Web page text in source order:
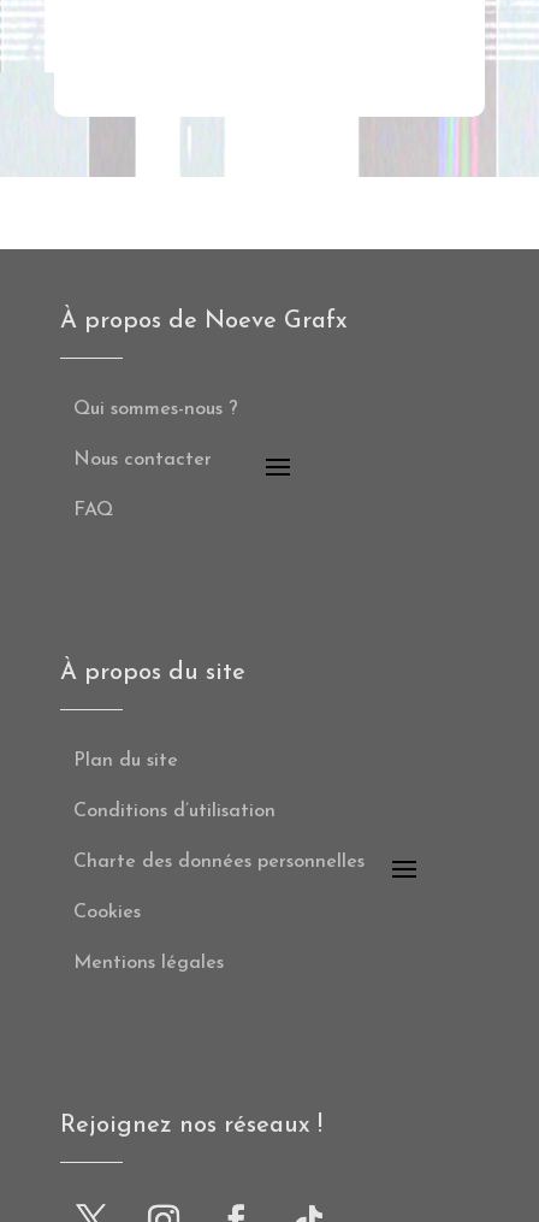
À propos de Noeve Grafx
Qui sommes-nous ?
Nous contacter
FAQ
À propos du site
Plan du site
Conditions d’utilisation
Charte des données personnelles
Cookies
Mentions légales
Rejoignez nos réseaux !